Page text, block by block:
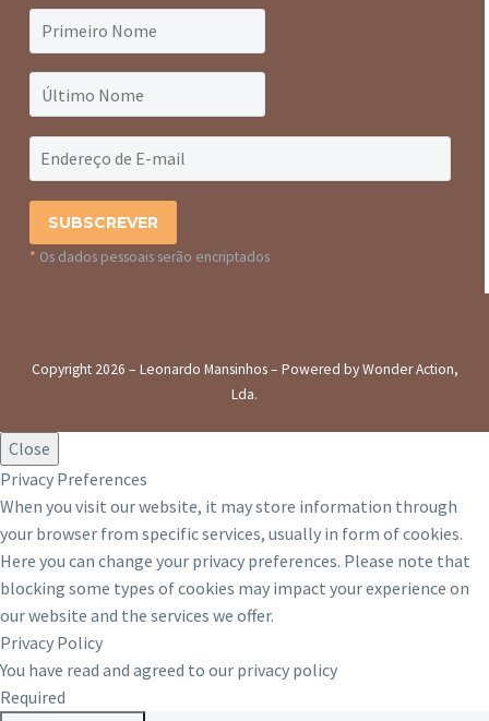
* Os dados pessoais serão encriptados
Copyright 2026 – Leonardo Mansinhos – Powered by Wonder Action,
Lda.
Close
Privacy Preferences
When you visit our website, it may store information through
your browser from specific services, usually in form of cookies.
Here you can change your privacy preferences. Please note that
blocking some types of cookies may impact your experience on
our website and the services we offer.
Privacy Policy
You have read and agreed to our privacy policy
Required